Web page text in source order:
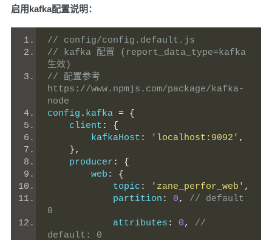
启用kafka配置说明：
// config/config.default.js
// kafka 配置 (report_data_type=kafka
生效)
// 配置参考
https://www.npmjs.com/package/kafka-
node
config . kafka = {
    client
:
{
        kafkaHost
: 'localhost:9092' ,
},
    producer
:
{
        web
:
{
            topic
: 'zane_perfor_web' ,
            partition
: 0,
// default
0
            attributes
: 0,
//
default: 0